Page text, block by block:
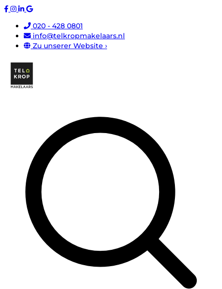
020 - 428 0801
info@telkropmakelaars.nl
Zu unserer Website ›